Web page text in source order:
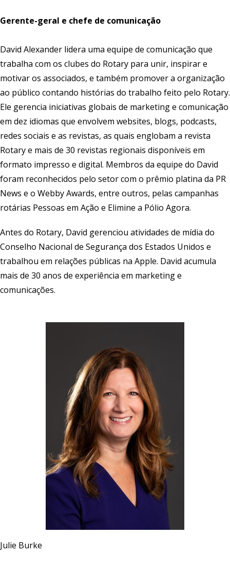
Gerente-geral e chefe de comunicação
David Alexander lidera uma equipe de comunicação que
trabalha com os clubes do Rotary para unir, inspirar e
motivar os associados, e também promover a organização
ao público contando histórias do trabalho feito pelo Rotary.
Ele gerencia iniciativas globais de marketing e comunicação
em dez idiomas que envolvem websites, blogs, podcasts,
redes sociais e as revistas, as quais englobam a revista
Rotary e mais de 30 revistas regionais disponíveis em
formato impresso e digital. Membros da equipe do David
foram reconhecidos pelo setor com o prêmio platina da PR
News e o Webby Awards, entre outros, pelas campanhas
rotárias Pessoas em Ação e Elimine a Pólio Agora.
Antes do Rotary, David gerenciou atividades de mídia do
Conselho Nacional de Segurança dos Estados Unidos e
trabalhou em relações públicas na Apple. David acumula
mais de 30 anos de experiência em marketing e
comunicações.
Julie Burke